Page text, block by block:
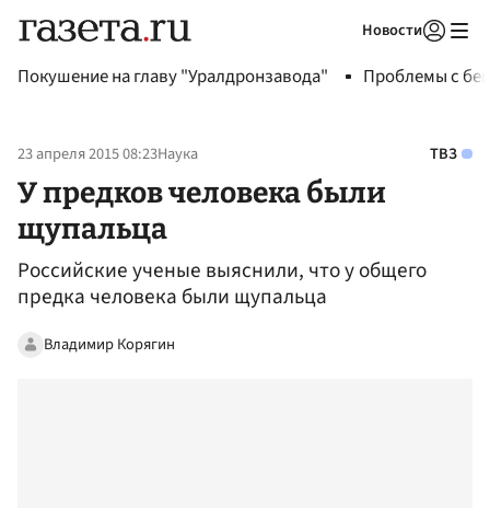
Новости
Покушение на главу "Уралдронзавода" Проблемы с
23 апреля 2015 08:23Наука ТВЗ
У предков человека были
щупальца
Российские ученые выяснили, что у общего
предка человека были щупальца
Владимир Корягин